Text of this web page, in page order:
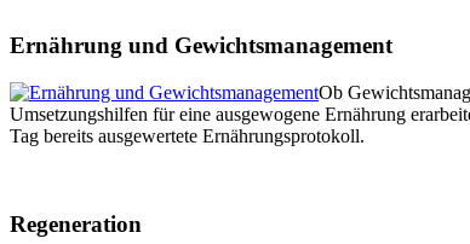
Ernährung und Gewichtsmanagement
Ob
Umsetzungshilfen für eine ausgewogene Ernährung
Tag bereits ausgewertete Ernährungsprotokoll.
Regeneration